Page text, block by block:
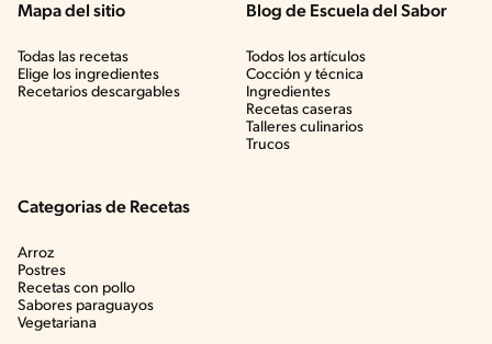
Mapa del sitio
Todas las recetas
Elige los ingredientes
Recetarios descargables
Blog de Escuela del Sabor
Todos los artículos
Cocción y técnica
Ingredientes
Recetas caseras
Talleres culinarios
Trucos
Categorias de Recetas
Arroz
Postres
Recetas con pollo
Sabores paraguayos
Vegetariana